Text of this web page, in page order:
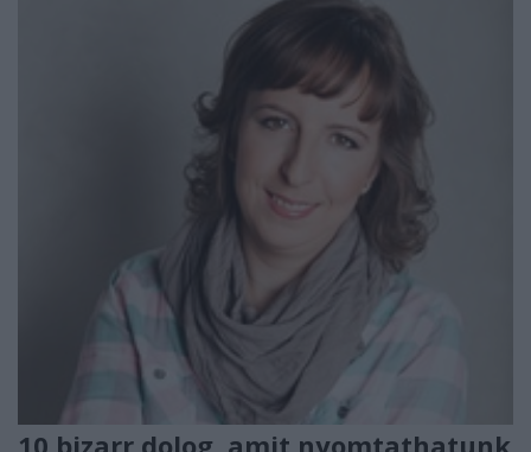
10 bizarr dolog, amit nyomtathatunk